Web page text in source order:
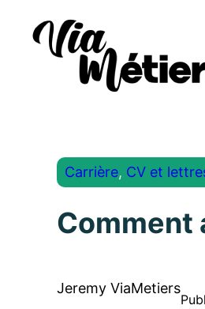
Carrière, CV et
Comment
Jeremy ViaMetiers